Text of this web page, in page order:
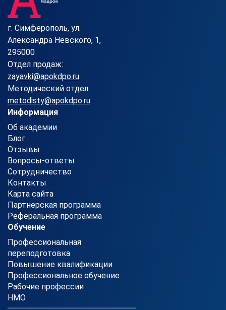
г. Симферополь, ул.
Александра Невского, 1,
295000
Отдел продаж:
zayavki@apokdpo.ru
Методический отдел:
metodisty@apokdpo.ru
Информация
Об академии
Блог
Отзывы
Вопросы-ответы
Сотрудничество
Контакты
Карта сайта
Партнерская программа
Реферальная программа
Обучение
Профессиональная
переподготовка
Повышение квалификации
Профессиональное обучение
Рабочие профессии
НМО